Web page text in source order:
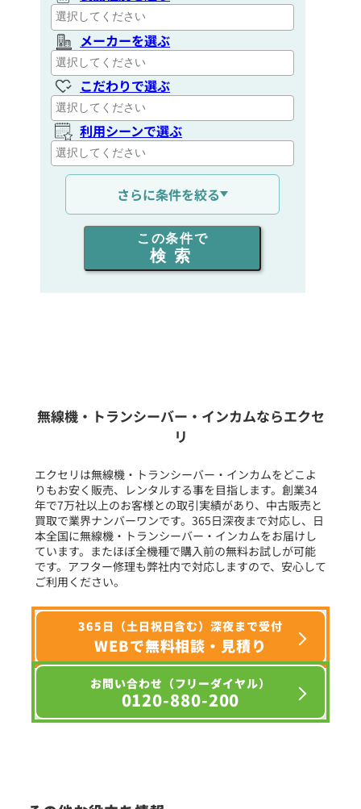
メーカーを選ぶ
こだわりで選ぶ
利用シーンで選ぶ
通信距離を選ぶ
出力を選ぶ
同時通話人数を選ぶ
フリーワード入力(製品名等)
選択条件をリセット
さらに条件を絞る
この条件で
検索
無線機・トランシーバー・インカムならエクセ
リ
エクセリは無線機・トランシーバー・インカムをどこよ
りもお安く販売、レンタルする事を目指します。創業34
年で7万社以上のお客様との取引実績があり、中古販売と
買取で業界ナンバーワンです。365日深夜まで対応し、日
本全国に無線機・トランシーバー・インカムをお届けし
ています。またほぼ全機種で購入前の無料お試しが可能
です。アフター修理も弊社内で対応しますので、安心して
ご利用ください。
365日（土日祝日含む）深夜まで受付
WEBで無料相談・見積り
お問い合わせ（フリーダイヤル）
0120-880-200